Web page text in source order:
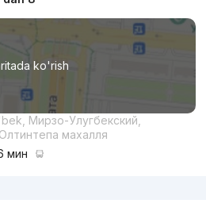
ko'rish
Мирзо-Улугбекский,
махалля
мин